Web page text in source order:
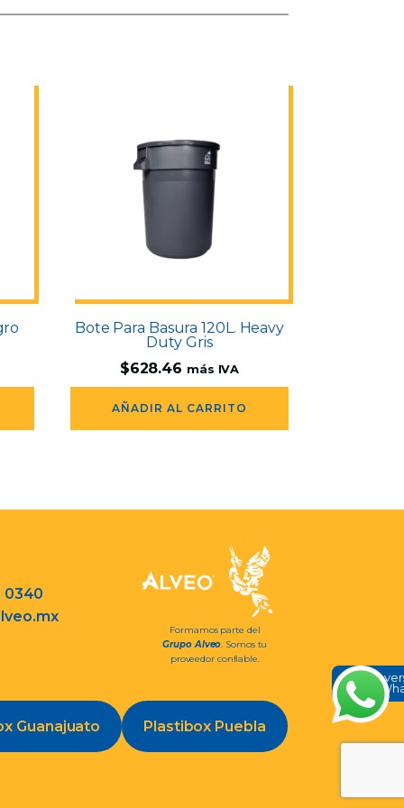
en
Bote Para Basura 120L. Heavy
Duty Gris
$628.46 más IVA
AÑADIR AL CARRITO
0340
Formamos parte del
Grupo Alveo. Somos tu
proveedor confiable.
Guanajuato Plastibox Puebla